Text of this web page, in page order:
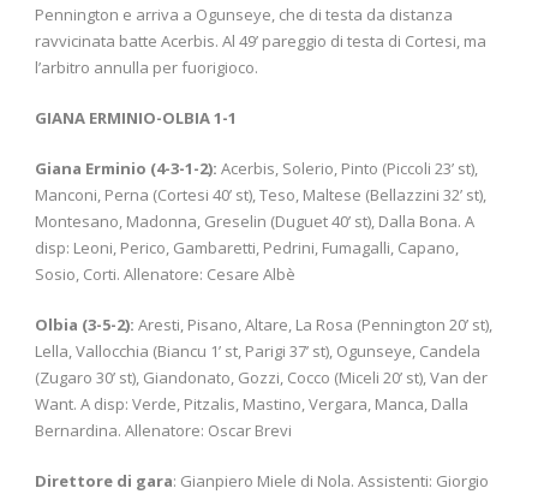
Pennington e arriva a Ogunseye, che di testa da distanza
ravvicinata batte Acerbis. Al 49’ pareggio di testa di Cortesi, ma
l’arbitro annulla per fuorigioco.
GIANA ERMINIO-OLBIA 1-1
Giana Erminio (4-3-1-2): Acerbis, Solerio, Pinto (Piccoli 23’ st),
Manconi, Perna (Cortesi 40’ st), Teso, Maltese (Bellazzini 32’ st),
Montesano, Madonna, Greselin (Duguet 40’ st), Dalla Bona. A
disp: Leoni, Perico, Gambaretti, Pedrini, Fumagalli, Capano,
Sosio, Corti. Allenatore: Cesare Albè
Olbia (3-5-2): Aresti, Pisano, Altare, La Rosa (Pennington 20’ st),
Lella, Vallocchia (Biancu 1’ st, Parigi 37’ st), Ogunseye, Candela
(Zugaro 30’ st), Giandonato, Gozzi, Cocco (Miceli 20’ st), Van der
Want. A disp: Verde, Pitzalis, Mastino, Vergara, Manca, Dalla
Bernardina. Allenatore: Oscar Brevi
Direttore di gara: Gianpiero Miele di Nola. Assistenti: Giorgio